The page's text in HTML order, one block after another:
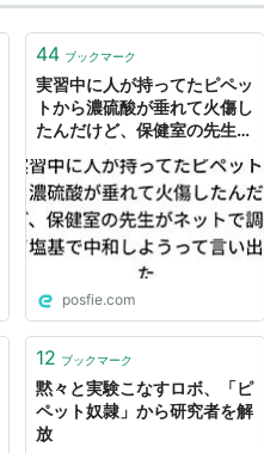
44 ブックマーク
実習中に人が持ってたピペッ
トから濃硫酸が垂れて火傷し
たんだけど、保健室の先生が
ようって言い出した
posfie.com
12 ブックマーク
黙々と実験こなすロボ、「ピ
ペット奴隷」から研究者を解
放